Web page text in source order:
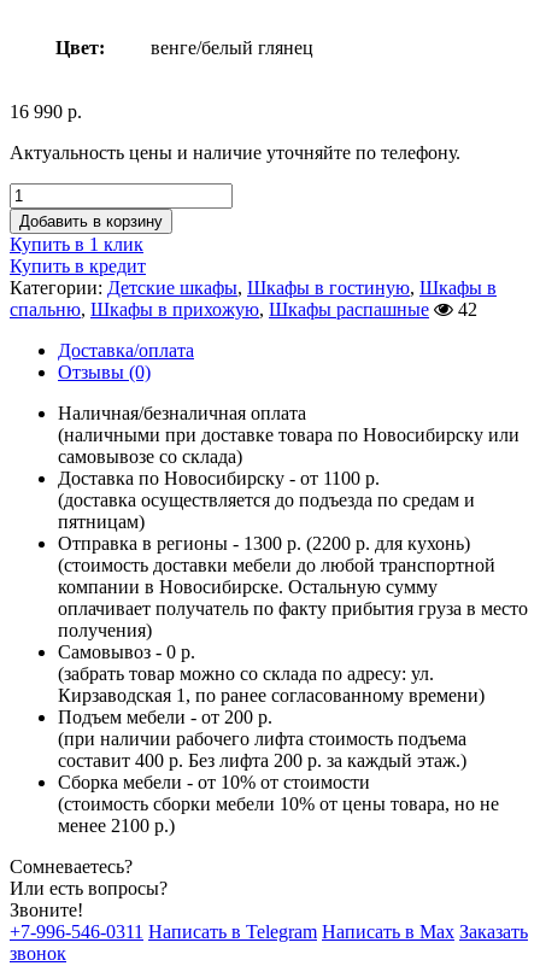
Цвет: венге/белый глянец
16 990 р.
Актуальность цены и наличие уточняйте по телефону.
Добавить в корзину
Купить в 1 клик
Купить в кредит
Категории: Детские шкафы, Шкафы в гостиную, Шкафы в
спальню, Шкафы в прихожую, Шкафы распашные
42
Доставка/оплата
Отзывы (0)
Наличная/безналичная оплата
(наличными при доставке товара по Новосибирску или
самовывозе со склада)
Доставка по Новосибирску - от 1100 р.
(доставка осуществляется до подъезда по средам и
пятницам)
Отправка в регионы - 1300 р. (2200 р. для кухонь)
(стоимость доставки мебели до любой транспортной
компании в Новосибирске. Остальную сумму
оплачивает получатель по факту прибытия груза в место
получения)
Самовывоз - 0 р.
(забрать товар можно со склада по адресу: ул.
Кирзаводская 1, по ранее согласованному времени)
Подъем мебели - от 200 р.
(при наличии рабочего лифта стоимость подъема
составит 400 р. Без лифта 200 р. за каждый этаж.)
Сборка мебели - от 10% от стоимости
(стоимость сборки мебели 10% от цены товара, но не
менее 2100 р.)
Сомневаетесь?
Или есть вопросы?
Звоните!
+7-996-546-0311 Написать в Telegram Написать в Max Заказать
звонок